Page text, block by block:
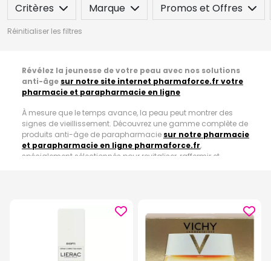
Critères Marque Promos et Offres
Réinitialiser les filtres
Révélez la jeunesse de votre peau avec nos solutions
anti-âge sur notre site internet pharmaforce.fr votre
pharmacie et parapharmacie en ligne
À mesure que le temps avance, la peau peut montrer des
signes de vieillissement. Découvrez une gamme complète de
produits anti-âge de parapharmacie sur notre pharmacie
et parapharmacie en ligne pharmaforce.fr,
spécialement sélectionnés pour revitaliser, raffermir et
puissants tels que la vitamine C, les peptides et l'acide
hyaluronique. Ces formulations régénérantes ciblent les
signes visibles du vieillissement, réduisant les rides, stimulant
la production de collagène et donnant à la peau une
luminosité revitalisante.